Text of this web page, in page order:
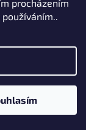
procházením